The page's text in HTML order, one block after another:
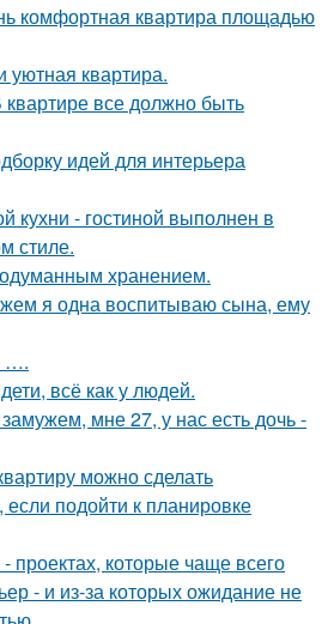
комфортная квартира площадью
уютная квартира.
все должно быть
идей для интерьера
кухни - гостиной выполнен в
стиле.
хранением.
я одна воспитываю сына, ему
….
всё как у людей.
мне 27, у нас есть дочь -
можно сделать
подойти к планировке
проектах, которые чаще всего
- и из-за которых ожидание не